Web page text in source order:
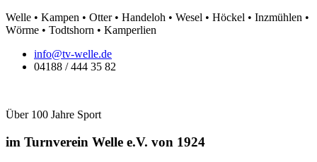
Zum
Inhalt
Welle • Kampen • Otter • Handeloh • Wesel • Höckel • Inzmühlen •
Wörme • Todtshorn • Kamperlien
info@tv-welle.de
04188 / 444 35 82
Über 100 Jahre Sport
im Turnverein Welle e.V. von 1924